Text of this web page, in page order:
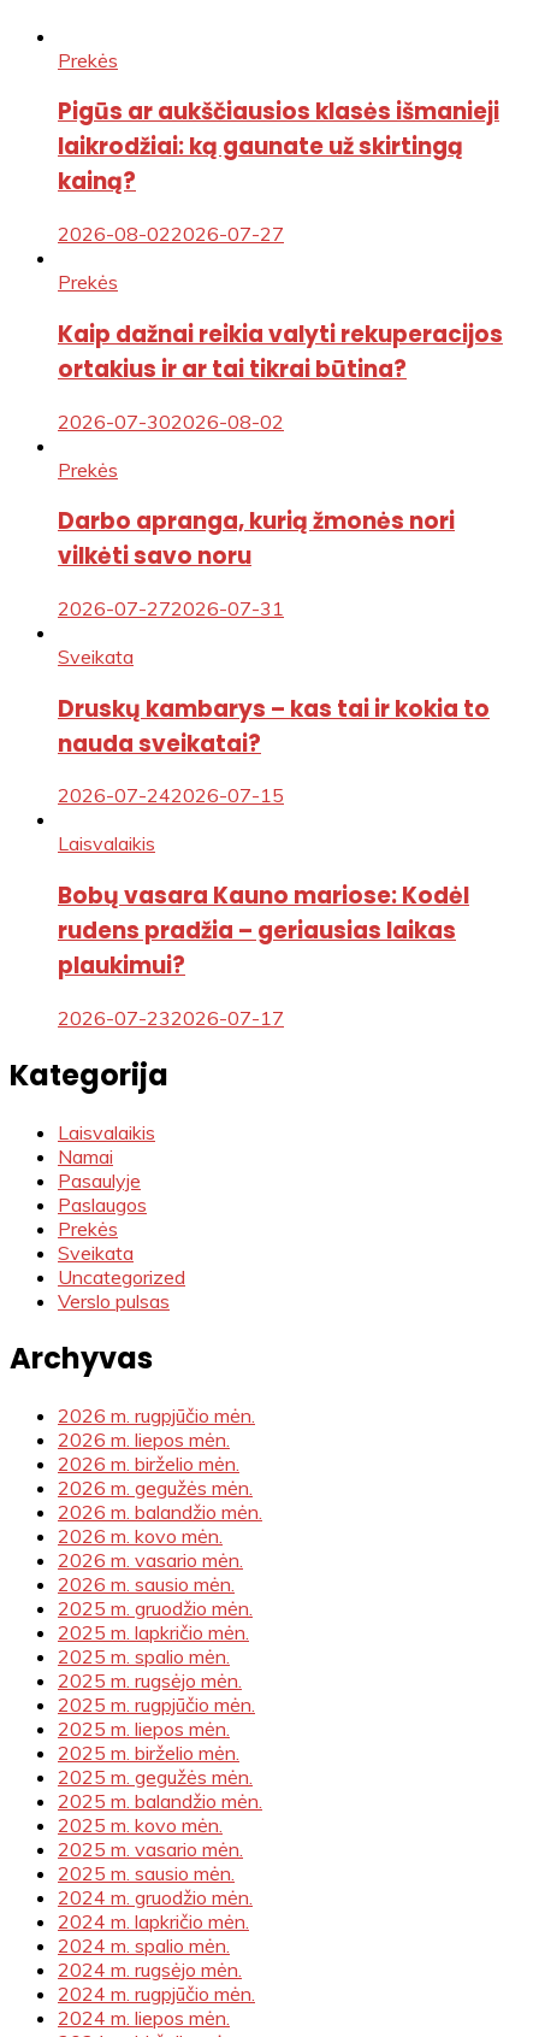
Prekės
Pigūs ar aukščiausios klasės išmanieji
laikrodžiai: ką gaunate už skirtingą
kainą?
2026-08-022026-07-27
Prekės
Kaip dažnai reikia valyti rekuperacijos
ortakius ir ar tai tikrai būtina?
2026-07-302026-08-02
Prekės
Darbo apranga, kurią žmonės nori
vilkėti savo noru
2026-07-272026-07-31
Sveikata
Druskų kambarys – kas tai ir kokia to
nauda sveikatai?
2026-07-242026-07-15
Laisvalaikis
Bobų vasara Kauno mariose: Kodėl
rudens pradžia – geriausias laikas
plaukimui?
2026-07-232026-07-17
Kategorija
Laisvalaikis
Namai
Pasaulyje
Paslaugos
Prekės
Sveikata
Uncategorized
Verslo pulsas
Archyvas
2026 m. rugpjūčio mėn.
2026 m. liepos mėn.
2026 m. birželio mėn.
2026 m. gegužės mėn.
2026 m. balandžio mėn.
2026 m. kovo mėn.
2026 m. vasario mėn.
2026 m. sausio mėn.
2025 m. gruodžio mėn.
2025 m. lapkričio mėn.
2025 m. spalio mėn.
2025 m. rugsėjo mėn.
2025 m. rugpjūčio mėn.
2025 m. liepos mėn.
2025 m. birželio mėn.
2025 m. gegužės mėn.
2025 m. balandžio mėn.
2025 m. kovo mėn.
2025 m. vasario mėn.
2025 m. sausio mėn.
2024 m. gruodžio mėn.
2024 m. lapkričio mėn.
2024 m. spalio mėn.
2024 m. rugsėjo mėn.
2024 m. rugpjūčio mėn.
2024 m. liepos mėn.